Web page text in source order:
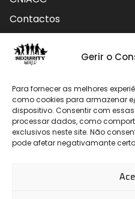
Gerir o
Para fornecer as melhores
como cookies para armazenar
dispositivo. Consentir com
processar dados, como
exclusivos neste site. Não
pode afetar negativamante
Contactos
Contactos
912 009 740
geral@securityworld.pt